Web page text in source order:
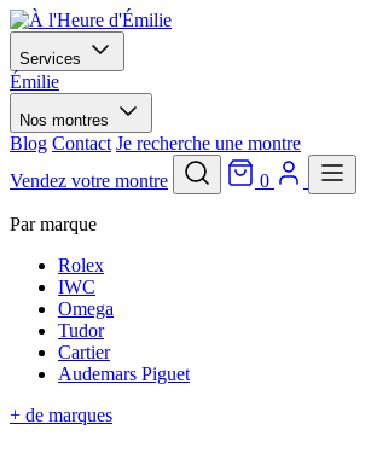
Services
Émilie
Nos montres
Blog Contact Je recherche une montre
Vendez votre montre
0
Par marque
Rolex
IWC
Omega
Tudor
Cartier
Audemars Piguet
+ de marques